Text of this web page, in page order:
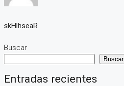
skHlhseaR
Buscar
Buscar
Entradas recientes